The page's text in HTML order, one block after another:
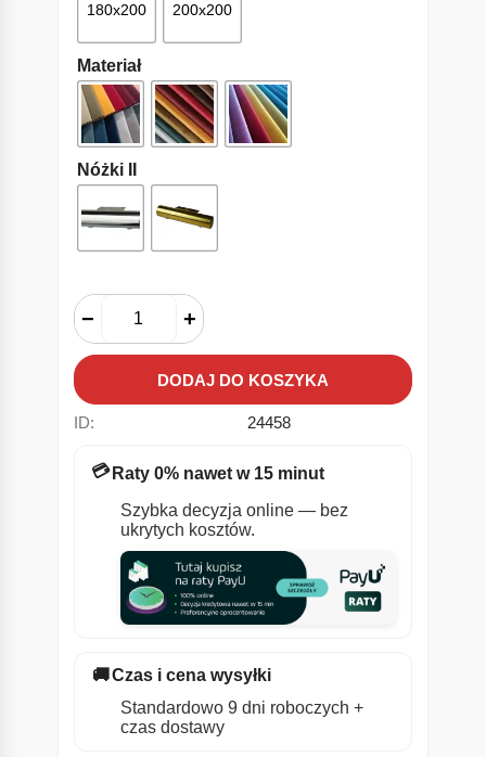
180x200 200x200
Materiał
Nóżki II
− +
DODAJ DO KOSZYKA
ID: 24458
💳 Raty 0% nawet w 15 minut
Szybka decyzja online — bez
ukrytych kosztów.
🚚Czas i cena wysyłki
Standardowo 9 dni roboczych +
czas dostawy